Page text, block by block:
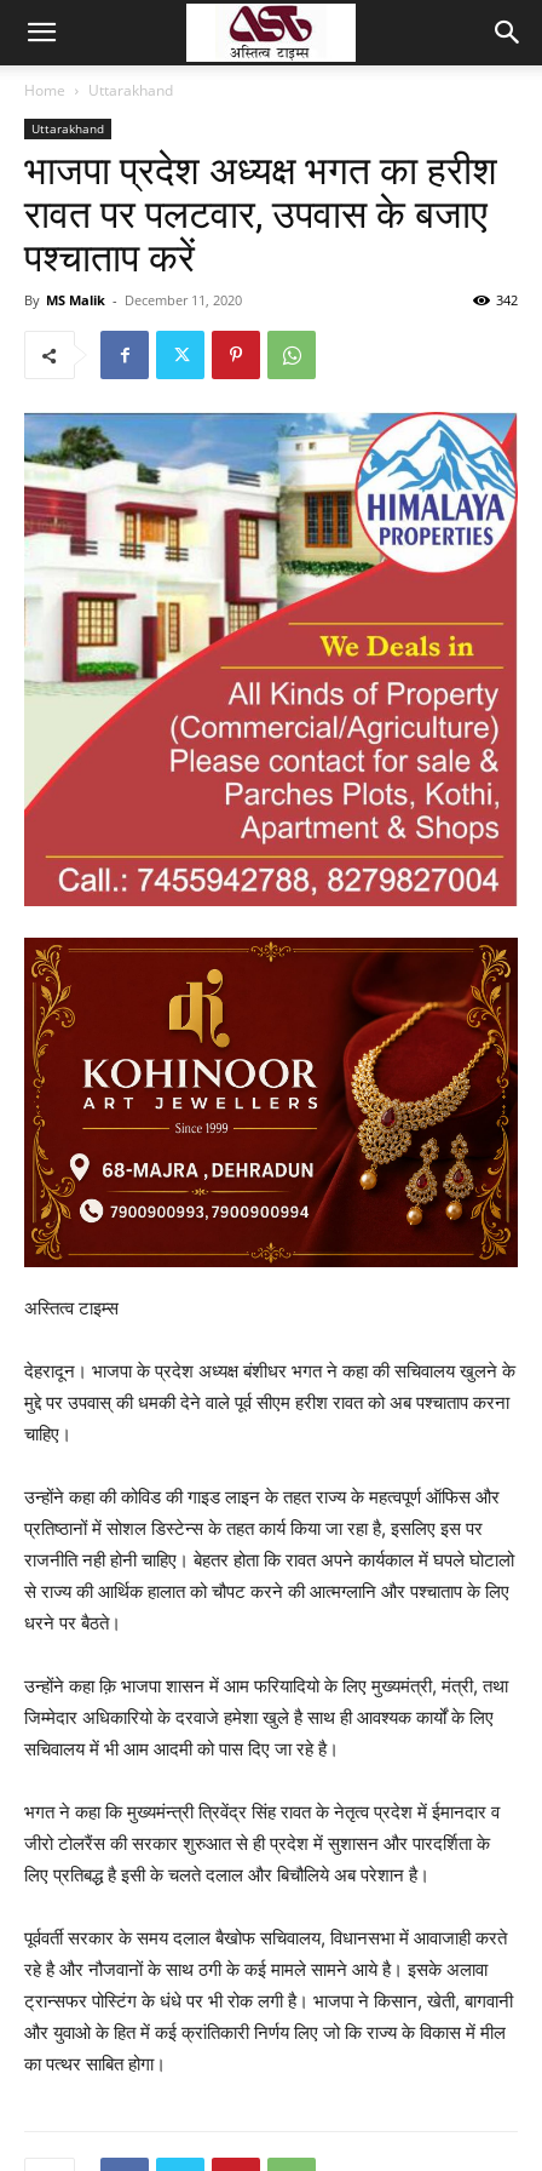
Home Uttarakhand
Uttarakhand
भाजपा प्रदेश अध्यक्ष भगत का हरीश
रावत पर पलटवार, उपवास के बजाए
पश्चाताप करें
By MS Malik - December 11, 2020 342
अस्तित्व टाइम्स
देहरादून। भाजपा के प्रदेश अध्यक्ष बंशीधर भगत ने कहा की सचिवालय खुलने के
मुद्दे पर उपवास् की धमकी देने वाले पूर्व सीएम हरीश रावत को अब पश्चाताप करना
चाहिए।
उन्होंने कहा की कोविड की गाइड लाइन के तहत राज्य के महत्वपूर्ण ऑफिस और
प्रतिष्ठानों में सोशल डिस्टेन्स के तहत कार्य किया जा रहा है, इसलिए इस पर
राजनीति नही होनी चाहिए। बेहतर होता कि रावत अपने कार्यकाल में घपले घोटालो
से राज्य की आर्थिक हालात को चौपट करने की आत्मग्लानि और पश्चाताप के लिए
धरने पर बैठते।
उन्होंने कहा क़ि भाजपा शासन में आम फरियादियो के लिए मुख्यमंत्री, मंत्री, तथा
जिम्मेदार अधिकारियो के दरवाजे हमेशा खुले है साथ ही आवश्यक कार्यों के लिए
सचिवालय में भी आम आदमी को पास दिए जा रहे है।
भगत ने कहा कि मुख्यमंन्त्री त्रिवेंद्र सिंह रावत के नेतृत्व प्रदेश में ईमानदार व
जीरो टोलरैंस की सरकार शुरुआत से ही प्रदेश में सुशासन और पारदर्शिता के
लिए प्रतिबद्ध है इसी के चलते दलाल और बिचौलिये अब परेशान है।
पूर्ववर्ती सरकार के समय दलाल बैखोफ सचिवालय, विधानसभा में आवाजाही करते
रहे है और नौजवानों के साथ ठगी के कई मामले सामने आये है। इसके अलावा
ट्रान्सफर पोस्टिंग के धंधे पर भी रोक लगी है। भाजपा ने किसान, खेती, बागवानी
और युवाओ के हित में कई क्रांतिकारी निर्णय लिए जो कि राज्य के विकास में मील
का पत्थर साबित होगा।